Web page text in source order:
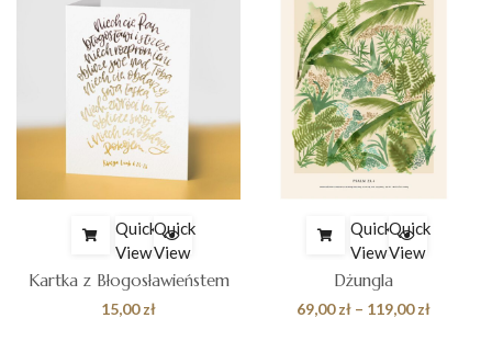
Quick
View
Quick
View
Kartka z Błogosławieństem
15,00zł
Quick
View
Quick
View
Dżungla
69,00zł – 119,00złZakres